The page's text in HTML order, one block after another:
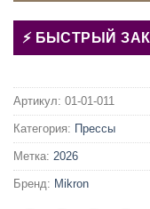
БЫСТРЫЙ
Артикул: 01-01-011
Категория: Прессы
Метка: 2026
Бренд: Mikron